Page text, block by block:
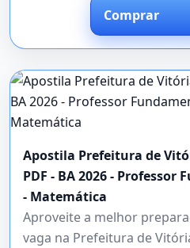
Comprar
Apostila Prefeitura de
PDF - BA 2026 -
- Matemática
Aproveite a melhor
vaga na Prefeitura de